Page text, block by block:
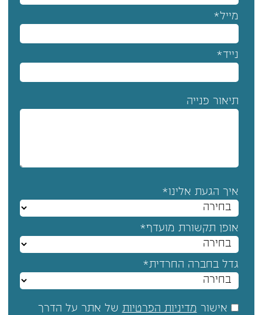
מייל*
נייד*
תיאור פנייה
איך הגעת אלינו*
אופן תקשורת מועדף*
גדל בחברה החרדית*
אישור מדיניות הפרטיות של אתר על הדרך